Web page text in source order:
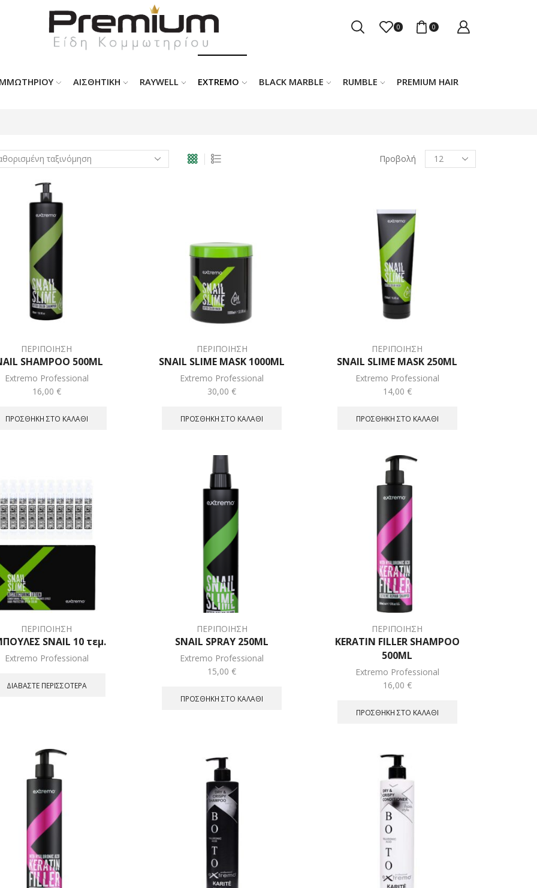
0 0
ΑΙΣΘΗΤΙΚΗ RAYWELL EXTREMO BLACK MARBLE RUMBLE PREMIUM HAIR
Προβολή
Products
per
ΠΕΡΙΠΟΙΗΣΗ
SHAMPOO 500ML
Extremo Professional
16,00 €
ΠΡΟΣΘΉΚΗ ΣΤΟ ΚΑΛΆΘΙ
ΠΕΡΙΠΟΙΗΣΗ
SNAIL SLIME MASK 1000ML
Extremo Professional
30,00€
ΠΡΟΣΘΉΚΗ ΣΤΟ ΚΑΛΆΘΙ
ΠΕΡΙΠΟΙΗΣΗ
SNAIL SLIME MASK 250ML
Extremo Professional
14,00 €
ΠΡΟΣΘΉΚΗ ΣΤΟ ΚΑΛΆΘΙ
ΠΕΡΙΠΟΙΗΣΗ
SNAIL 10 τεμ.
Extremo Professional
ΔΙΑΒΆΣΤΕ ΠΕΡΙΣΣΌΤΕΡΑ
ΠΕΡΙΠΟΙΗΣΗ
SNAIL SPRAY 250ML
Extremo Professional
15,00€
ΠΡΟΣΘΉΚΗ ΣΤΟ ΚΑΛΆΘΙ
ΠΕΡΙΠΟΙΗΣΗ
KERATIN FILLER SHAMPOO
500ML
Extremo Professional
16,00 €
ΠΡΟΣΘΉΚΗ ΣΤΟ ΚΑΛΆΘΙ